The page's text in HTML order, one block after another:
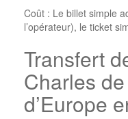
Coût : Le billet simple
l’opérateur), le ticket
Transfert
Charles
d’Europe